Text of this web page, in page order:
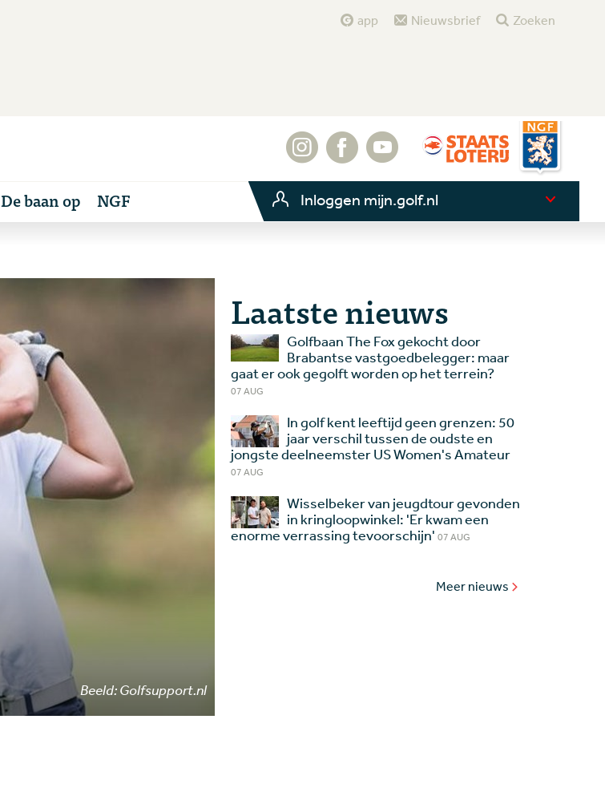
app Nieuwsbrief Zoeken
De baan op NGF Inloggen mijn.golf.nl
Beeld: Golfsupport.nl
Laatste nieuws
Golfbaan The Fox gekocht door
Brabantse vastgoedbelegger: maar
gaat er ook gegolft worden op het terrein?
07 AUG
In golf kent leeftijd geen grenzen: 50
jaar verschil tussen de oudste en
jongste deelneemster US Women's Amateur
07 AUG
Wisselbeker van jeugdtour gevonden
in kringloopwinkel: 'Er kwam een
enorme verrassing tevoorschijn' 07 AUG
Meer nieuws